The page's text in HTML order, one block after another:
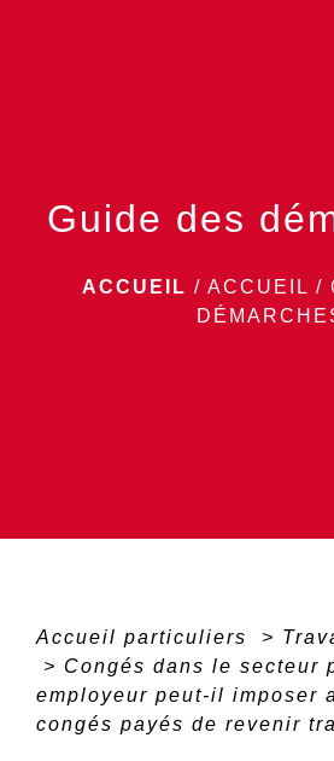
Guide des
ACCUEIL / ACCUEIL /
Accueil particuliers >
> Congés dans le secteur
employeur peut-il imposer
congés payés de revenir